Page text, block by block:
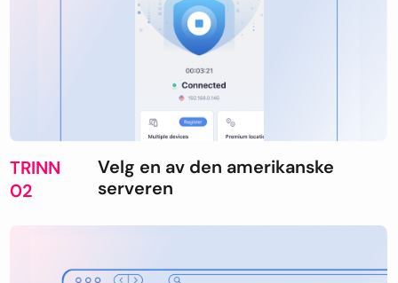
TRINN
02
Velg en av den amerikanske
serveren